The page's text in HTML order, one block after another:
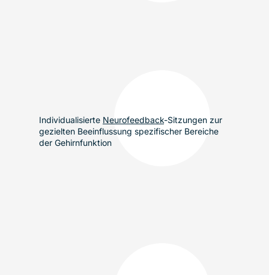
Individualisierte Neurofeedback-Sitzungen zur
gezielten Beeinflussung spezifischer Bereiche
der Gehirnfunktion